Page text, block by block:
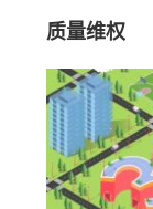
质量维权